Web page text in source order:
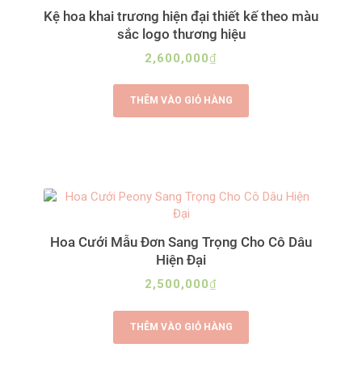
Kệ hoa khai trương hiện đại thiết kế theo màu
sắc logo thương hiệu
2,600,000₫
THÊM VÀO GIỎ HÀNG
Hoa Cưới Mẫu Đơn Sang Trọng Cho Cô Dâu
Hiện Đại
2,500,000₫
THÊM VÀO GIỎ HÀNG